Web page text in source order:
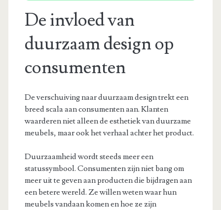
De invloed van
duurzaam design op
consumenten
De verschuiving naar duurzaam design trekt een
breed scala aan consumenten aan. Klanten
waarderen niet alleen de esthetiek van duurzame
meubels, maar ook het verhaal achter het product.
Duurzaamheid wordt steeds meer een
statussymbool. Consumenten zijn niet bang om
meer uit te geven aan producten die bijdragen aan
een betere wereld. Ze willen weten waar hun
meubels vandaan komen en hoe ze zijn